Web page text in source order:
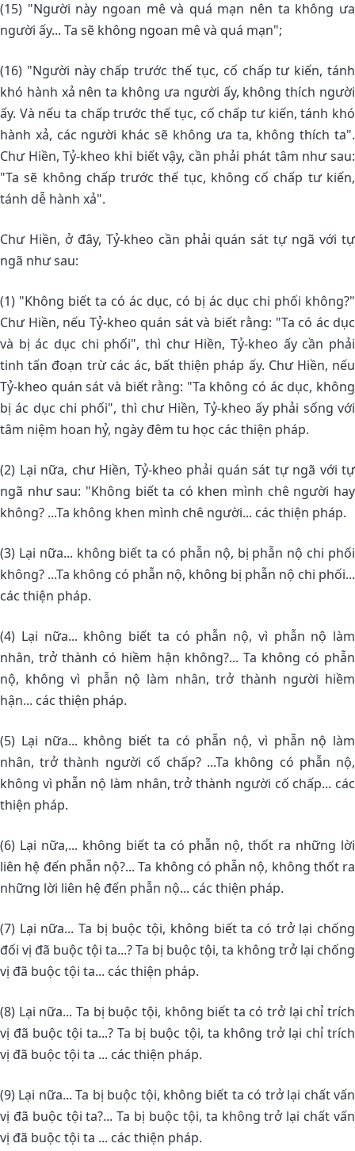
(15) "Người này ngoan mê và quá mạn nên ta không ưa
người ấy... Ta sẽ không ngoan mê và quá mạn";
(16) "Người này chấp trước thế tục, cố chấp tư kiến, tánh
khó hành xả nên ta không ưa người ấy, không thích người
ấy. Và nếu ta chấp trước thế tục, cố chấp tư kiến, tánh khó
hành xả, các người khác sẽ không ưa ta, không thích ta".
Chư Hiền, Tỷ-kheo khi biết vậy, cần phải phát tâm như sau:
"Ta sẽ không chấp trước thế tục, không cố chấp tư kiến,
tánh dễ hành xả".
Chư Hiền, ở đây, Tỷ-kheo cần phải quán sát tự ngã với tự
ngã như sau:
(1) "Không biết ta có ác dục, có bị ác dục chi phối không?"
Chư Hiền, nếu Tỷ-kheo quán sát và biết rằng: "Ta có ác dục
và bị ác dục chi phối", thì chư Hiền, Tỷ-kheo ấy cần phải
tinh tấn đoạn trừ các ác, bất thiện pháp ấy. Chư Hiền, nếu
Tỷ-kheo quán sát và biết rằng: "Ta không có ác dục, không
bị ác dục chi phối", thì chư Hiền, Tỷ-kheo ấy phải sống với
tâm niệm hoan hỷ, ngày đêm tu học các thiện pháp.
(2) Lại nữa, chư Hiền, Tỷ-kheo phải quán sát tự ngã với tự
ngã như sau: "Không biết ta có khen mình chê người hay
không? ...Ta không khen mình chê người... các thiện pháp.
(3) Lại nữa... không biết ta có phẫn nộ, bị phẫn nộ chi phối
không? ...Ta không có phẫn nộ, không bị phẫn nộ chi phối...
các thiện pháp.
(4) Lại nữa... không biết ta có phẫn nộ, vì phẫn nộ làm
nhân, trở thành có hiềm hận không?... Ta không có phẫn
nộ, không vì phẫn nộ làm nhân, trở thành người hiềm
hận... các thiện pháp.
(5) Lại nữa... không biết ta có phẫn nộ, vì phẫn nộ làm
nhân, trở thành người cố chấp? ...Ta không có phẫn nộ,
không vì phẫn nộ làm nhân, trở thành người cố chấp... các
thiện pháp.
(6) Lại nữa,... không biết ta có phẫn nộ, thốt ra những lời
liên hệ đến phẫn nộ?... Ta không có phẫn nộ, không thốt ra
những lời liên hệ đến phẫn nộ... các thiện pháp.
(7) Lại nữa... Ta bị buộc tội, không biết ta có trở lại chống
đối vị đã buộc tội ta...? Ta bị buộc tội, ta không trở lại chống
vị đã buộc tội ta... các thiện pháp.
(8) Lại nữa... Ta bị buộc tội, không biết ta có trở lại chỉ trích
vị đã buộc tội ta...? Ta bị buộc tội, ta không trở lại chỉ trích
vị đã buộc tội ta ... các thiện pháp.
(9) Lại nữa... Ta bị buộc tội, không biết ta có trở lại chất vấn
vị đã buộc tội ta?... Ta bị buộc tội, ta không trở lại chất vấn
vị đã buộc tội ta ... các thiện pháp.